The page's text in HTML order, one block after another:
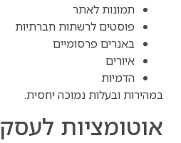
תמונות לאתר
פוסטים לרשתות חברתיות
באנרים פרסומיים
איורים
הדמיות
במהירות ובעלות נמוכה יחסית.
אוטומציות לעסק